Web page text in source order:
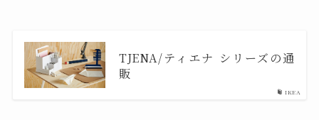
IKEA
TJENA/ティエナ シリーズの通
販